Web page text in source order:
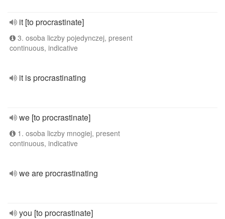
it [to procrastinate]
3. osoba liczby pojedynczej, present
continuous, indicative
it is procrastinating
we [to procrastinate]
1. osoba liczby mnogiej, present
continuous, indicative
we are procrastinating
you [to procrastinate]